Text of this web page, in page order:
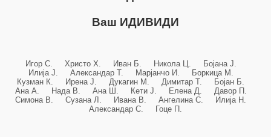
Ваш ИДИВИДИ
Игор С. Христо Х. Иван Б. Никола Ц. Бојана Ј.
Илија Ј. Александар Т. Марјанчо И. Боркица М.
Кузман К. Ирена Ј. Дукагин М. Димитар Т. Бојан Б.
Ана А. Нада В. Ана Ш. Кети Ј. Елена Д. Давор П.
Симона В. Сузана Л. Ивана В. Ангелина С. Илија Н.
Александар С. Гоце П.